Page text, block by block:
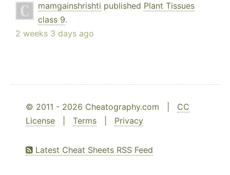
mamgainshrishti published Plant Tissues
class 9.
2 weeks 3 days ago
© 2011 - 2026 Cheatography.com | CC
License
Terms Privacy
Latest Cheat Sheets RSS Feed